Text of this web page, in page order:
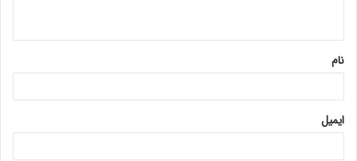
*
نام
ایمیل